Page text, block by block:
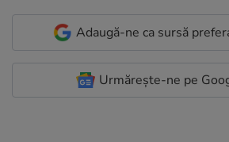
Adaugă-ne ca sursă
Urmărește-ne pe